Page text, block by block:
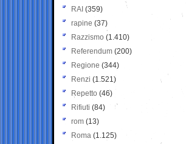
RAI (359)
rapine (37)
Razzismo (1.410)
Referendum (200)
Regione (344)
Renzi (1.521)
Repetto (46)
Rifiuti (84)
rom (13)
Roma (1.125)